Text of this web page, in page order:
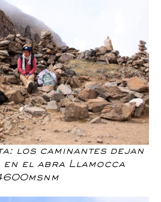
los caminantes dejan
en el abra Llamocca